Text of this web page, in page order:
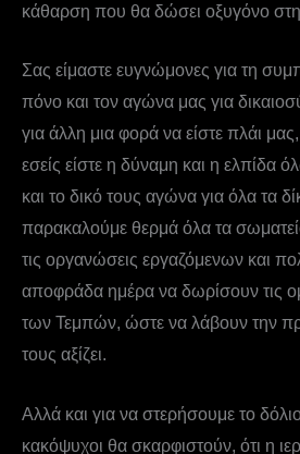
κάθαρση που θα δώσει οξυγόνο
Σας είμαστε ευγνώμονες για τη
πόνο και τον αγώνα μας για
για άλλη μια φορά να είστε πλάι μας,
εσείς είστε η δύναμη και η ελπίδα
και το δικό τους αγώνα για όλα τα
παρακαλούμε θερμά όλα τα
τις οργανώσεις εργαζόμενων και
αποφράδα ημέρα να δωρίσουν τις
των Τεμπών, ώστε να λάβουν την
τους αξίζει.
Αλλά και για να στερήσουμε το
κακόψυχοι θα σκαρφιστούν, ότι η